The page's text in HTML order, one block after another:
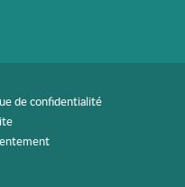
de confidentialité